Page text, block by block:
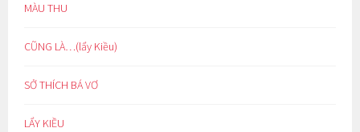
MÀU THU
CŨNG LÀ…(lẩy Kiều)
SỞ THÍCH BÁ VƠ
LẨY KIỀU